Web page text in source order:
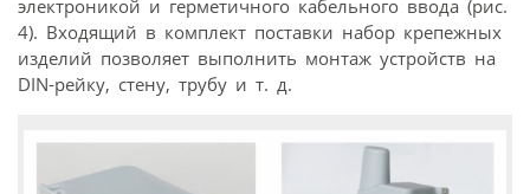
электроникой и герметичного кабельного ввода (рис.
4). Входящий в комплект поставки набор крепежных
изделий позволяет выполнить монтаж устройств на
DIN-рейку, стену, трубу и т. д.